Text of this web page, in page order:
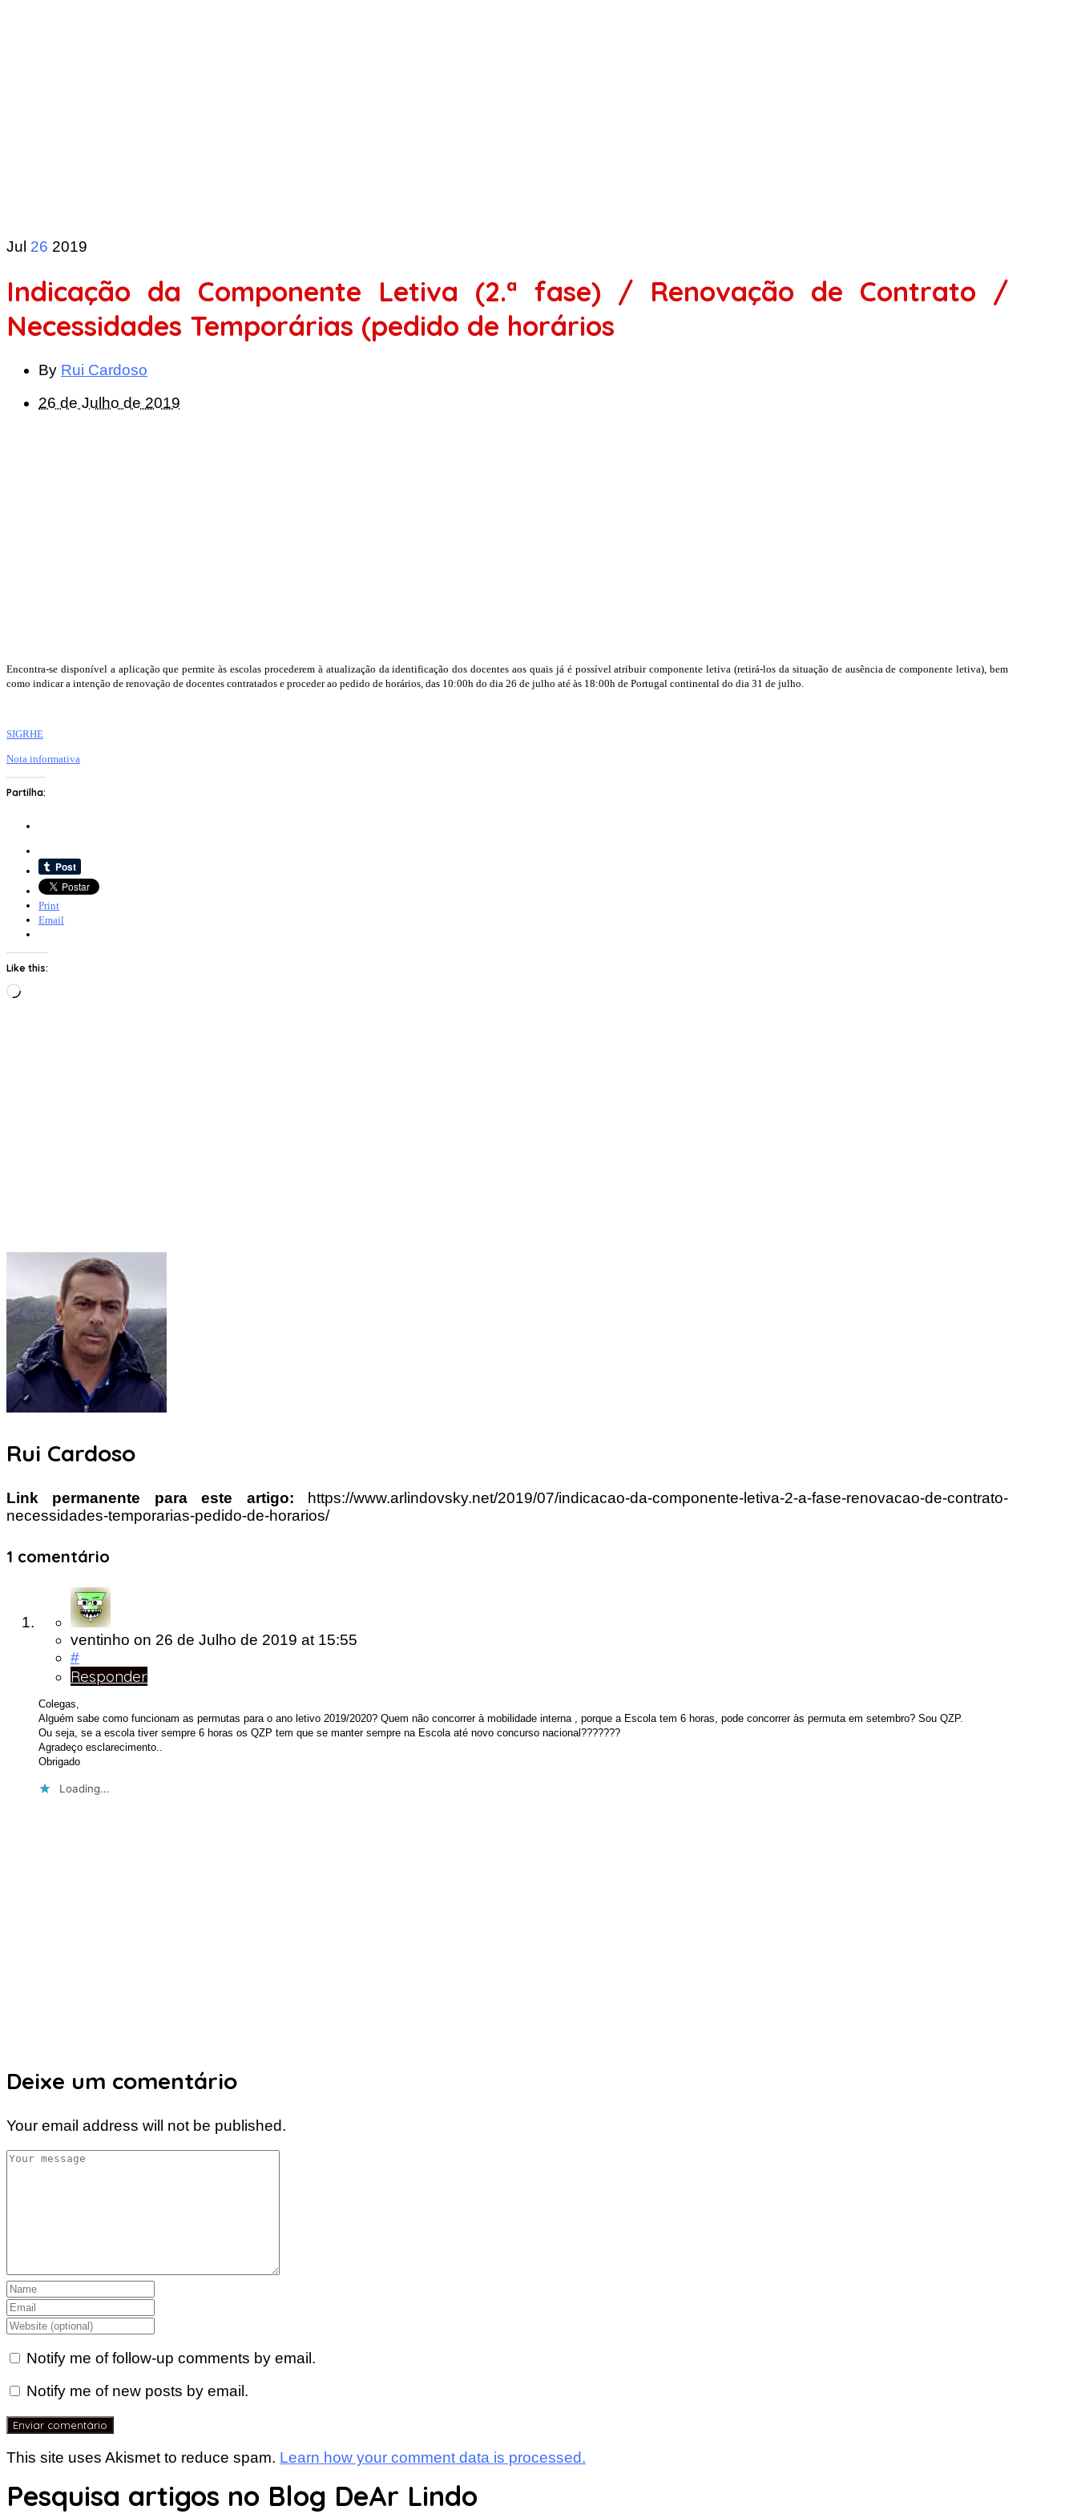
Jul 26 2019
Indicação da Componente Letiva (2.ª fase) / Renovação de Contrato /
Necessidades Temporárias (pedido de horários
By Rui Cardoso
26 de Julho de 2019
Encontra-se disponível a aplicação que permite às escolas procederem à atualização da identificação dos docentes aos quais já é possível atribuir componente letiva (retirá-los da situação de ausência de componente letiva), bem
como indicar a intenção de renovação de docentes contratados e proceder ao pedido de horários, das 10:00h do dia 26 de julho até às 18:00h de Portugal continental do dia 31 de julho.
SIGRHE
Nota informativa
Partilha:
Print
Email
Like this:
Loading…
Rui Cardoso
Link permanente para este artigo:
https://www.arlindovsky.net/2019/07/indicacao-da-componente-letiva-2-a-fase-renovacao-de-contrato-
necessidades-temporarias-pedido-de-horarios/
1 comentário
ventinho on 26 de Julho de 2019 at 15:55
#
Responder
Colegas,
Alguém sabe como funcionam as permutas para o ano letivo 2019/2020? Quem não concorrer à mobilidade interna , porque a Escola tem 6 horas, pode concorrer às permuta em setembro? Sou QZP.
Ou seja, se a escola tiver sempre 6 horas os QZP tem que se manter sempre na Escola até novo concurso nacional???????
Agradeço esclarecimento..
Obrigado
Loading...
Deixe um comentário
Your email address will not be published.
Notify me of follow-up comments by email.
Notify me of new posts by email.
This site uses Akismet to reduce spam. Learn how your comment data is processed.
Pesquisa artigos no Blog DeAr Lindo